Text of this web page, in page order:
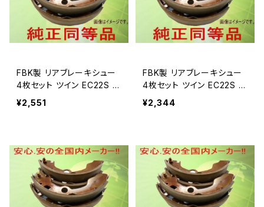
FBK製 リアブレーキシュー
4枚セット ツイン EC22S 用
T9959
¥2,551
FBK製 リアブレーキシュー
4枚セット ツイン EC22S 用
T9967
¥2,344